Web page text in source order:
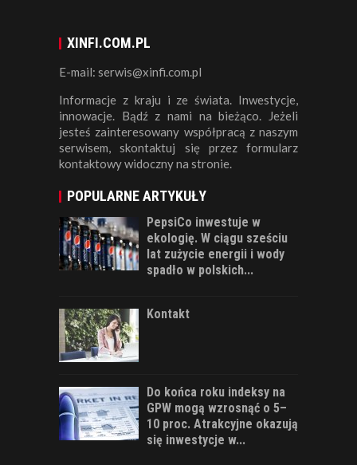
XINFI.COM.PL
E-mail: serwis@xinfi.com.pl
Informacje z kraju i ze świata. Inwestycje,
innowacje. Bądź z nami na bieżąco. Jeżeli
jesteś zainteresowany współpracą z naszym
serwisem, skontaktuj się przez formularz
kontaktowy widoczny na stronie.
POPULARNE ARTYKUŁY
PepsiCo inwestuje w
ekologię. W ciągu sześciu
lat zużycie energii i wody
spadło w polskich...
Kontakt
Do końca roku indeksy na
GPW mogą wzrosnąć o 5–
10 proc. Atrakcyjne okazują
się inwestycje w...